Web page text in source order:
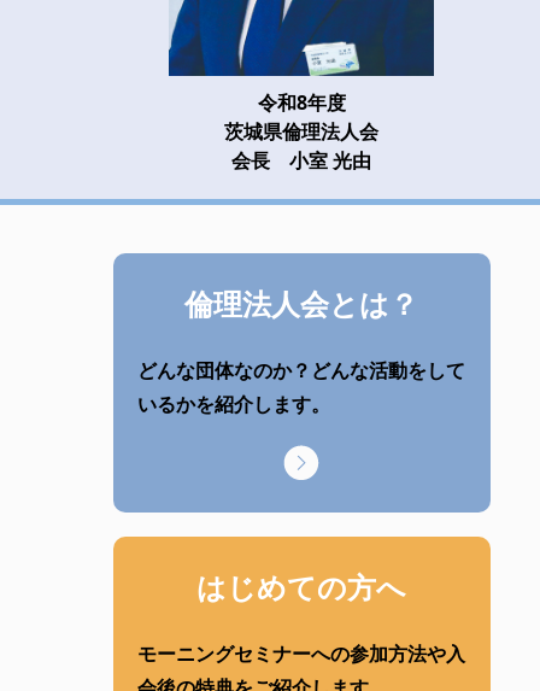
令和8年度
茨城県倫理法人会
会長 小室 光由
倫理法人会とは？
どんな団体なのか？どんな活動をして
いるかを紹介します。
はじめての方へ
モーニングセミナーへの参加方法や入